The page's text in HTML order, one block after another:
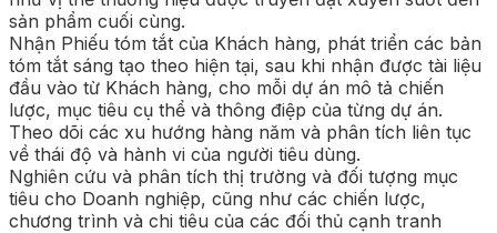
sản phẩm cuối cùng.
Nhận Phiếu tóm tắt của Khách hàng, phát triển các bản
tóm tắt sáng tạo theo hiện tại, sau khi nhận được tài liệu
đầu vào từ Khách hàng, cho mỗi dự án mô tả chiến
lược, mục tiêu cụ thể và thông điệp của từng dự án.
Theo dõi các xu hướng hàng năm và phân tích liên tục
về thái độ và hành vi của người tiêu dùng.
Nghiên cứu và phân tích thị trường và đối tượng mục
tiêu cho Doanh nghiệp, cũng như các chiến lược,
chương trình và chi tiêu của các đối thủ cạnh tranh